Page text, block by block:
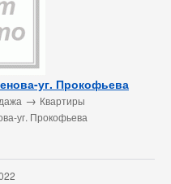
уг. Прокофьева
→ Квартиры
уг. Прокофьева